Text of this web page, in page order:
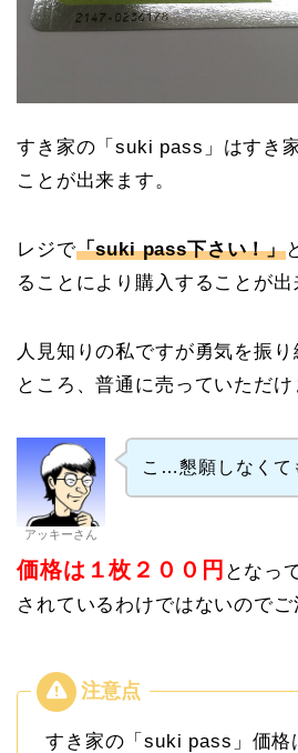
すき家の「suki pass」はすき
ことが出来ます。
レジで「suki pass下さい！」
ることにより購入することが出
人見知りの私ですが勇気を振
ところ、普通に売っていただけ
アッキーさん
こ…懇願しなく
価格は１枚２００円 となっ
されているわけではないのでご
すき家の「suki pass」価格